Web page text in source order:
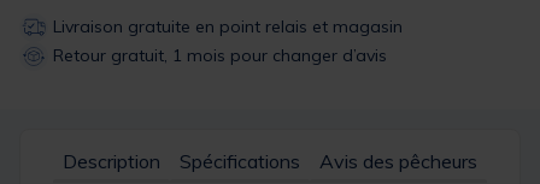
Livraison gratuite en point relais et magasin
Retour gratuit, 1 mois pour changer d’avis
Description Spécifications Avis des pêcheurs